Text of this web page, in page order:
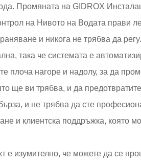
Промяната на GIDROX
на Нивото на Водата прави
и никога не трябва да
така че системата е
плоча нагоре и надолу, за да
ще ви трябва, и да
и не трябва да сте
и клиентска поддръжка, която
е изумително, че можете да се